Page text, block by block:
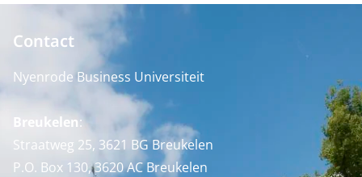
Contact
Nyenrode Business Universiteit
Breukelen:
Straatweg 25, 3621 BG Breukelen
P.O. Box 130, 3620 AC Breukelen